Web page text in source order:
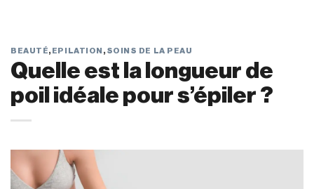
BEAUTÉ, EPILATION ,SOINS DE LA PEAU
Quelle est la longueur de
poil idéale pour s’épiler ?